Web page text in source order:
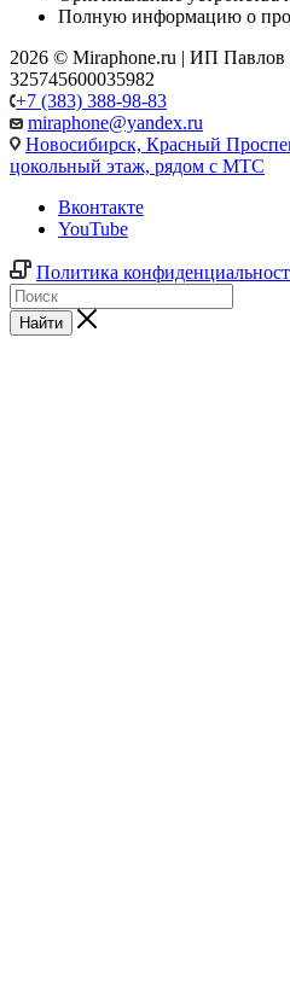
Полную информацию о
2026 © Miraphone.ru | ИП
325745600035982
+7 (383) 388-98-83
miraphone@yandex.ru
Новосибирск, Красный
цокольный этаж, рядом с МТС
Вконтакте
YouTube
Политика
Найти